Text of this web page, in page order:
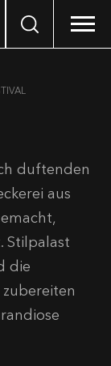
Search
duftenden
aus
Stilpalast
die